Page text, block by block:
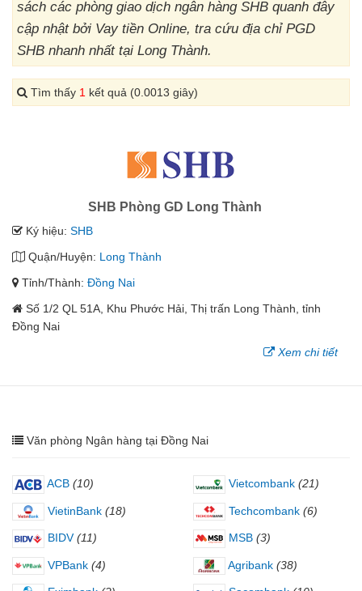
sách các phòng giao dịch ngân hàng SHB quanh đây
cập nhật bởi Vay tiền Online, tra cứu địa chỉ PGD
SHB nhanh nhất tại Long Thành.
Tìm thấy 1 kết quả (0.0013 giây)
SHB Phòng GD Long Thành
Ký hiệu: SHB
Quận/Huyện: Long Thành
Tỉnh/Thành: Đồng Nai
Số 1/2 QL 51A, Khu Phước Hải, Thị trấn Long Thành, tỉnh
Đồng Nai
Xem chi tiết
Văn phòng Ngân hàng tại Đồng Nai
ACB (10) Vietcombank (21)
VietinBank (18) Techcombank (6)
BIDV (11) MSB (3)
VPBank (4) Agribank (38)